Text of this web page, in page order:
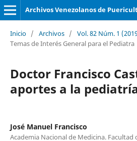
Archivos Venezolanos de
Inicio / Archivos / Vol. 82 Núm. 1
Temas de Interés General para el Pediatra
Doctor Francisco
aportes a la
José Manuel Francisco
Academia Nacional de Medicina. Facultad